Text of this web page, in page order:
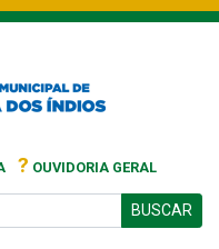
? OUVIDORIA GERAL
BUSCAR